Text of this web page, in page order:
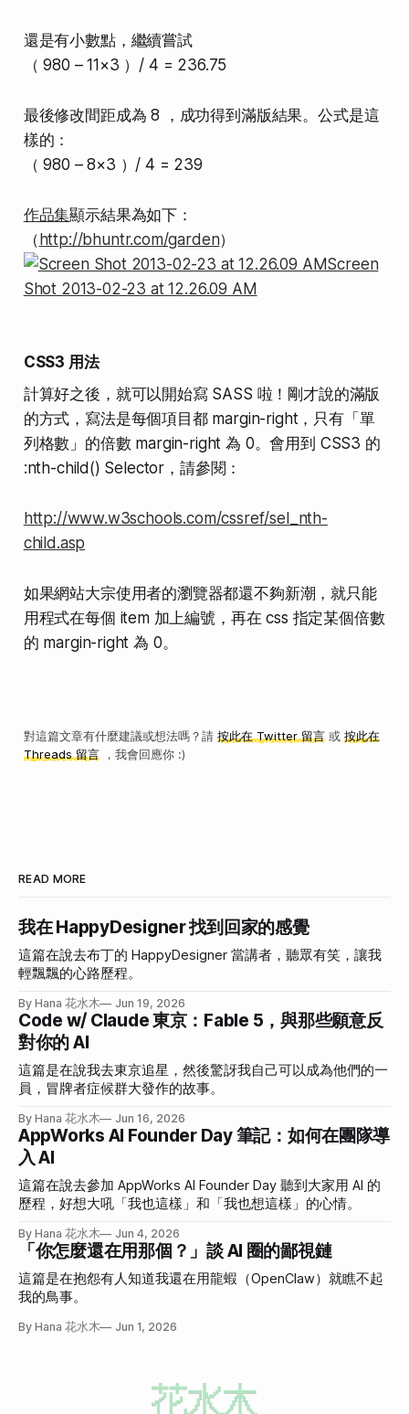
還是有小數點，繼續嘗試
（ 980 – 11×3 ）/ 4 = 236.75
最後修改間距成為 8 ，成功得到滿版結果。公式是這
樣的：
（ 980 – 8×3 ）/ 4 = 239
作品集顯示結果為如下：
（http://bhuntr.com/garden）
CSS3 用法
計算好之後，就可以開始寫 SASS 啦！剛才說的滿版
的方式，寫法是每個項目都 margin-right，只有「單
列格數」的倍數 margin-right 為 0。會用到 CSS3 的
:nth-child() Selector，請參閱：
http://www.w3schools.com/cssref/sel_nth-
child.asp
如果網站大宗使用者的瀏覽器都還不夠新潮，就只能
用程式在每個 item 加上編號，再在 css 指定某個倍數
的 margin-right 為 0。
對這篇文章有什麼建議或想法嗎？請 按此在 Twitter 留言或 按此在
Threads 留言，我會回應你 :)
READ MORE
我在 HappyDesigner 找到回家的感覺
這篇在說去布丁的 HappyDesigner 當講者，聽眾有笑，讓我
輕飄飄的心路歷程。
By Hana 花水木 Jun 19, 2026
Code w/ Claude 東京：Fable 5，與那些願意反
對你的 AI
這篇是在說我去東京追星，然後驚訝我自己可以成為他們的一
員，冒牌者症候群大發作的故事。
By Hana 花水木 Jun 16, 2026
AppWorks AI Founder Day 筆記：如何在團隊導
入 AI
這篇在說去參加 AppWorks AI Founder Day 聽到大家用 AI 的
歷程，好想大吼「我也這樣」和「我也想這樣」的心情。
By Hana 花水木 Jun 4, 2026
「你怎麼還在用那個？」談 AI 圈的鄙視鏈
這篇是在抱怨有人知道我還在用龍蝦（OpenClaw）就瞧不起
我的鳥事。
By Hana 花水木 Jun 1, 2026